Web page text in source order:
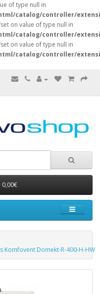
of type null in
catalog/controller/
on value of type null in
catalog/controller/
on value of type null in
catalog/controller/
0,00€
Domekt-R-400-H-HW